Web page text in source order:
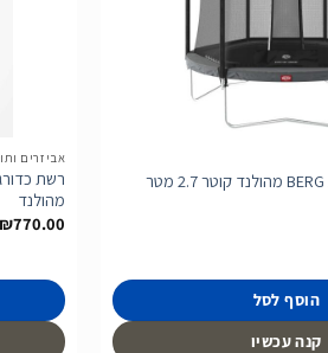
הוסף לסל
קנה עכשיו
אביזרים
מהולנד
₪770.00